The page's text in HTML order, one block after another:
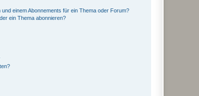
einem Abonnements für ein Thema oder Forum?
ein Thema abonnieren?